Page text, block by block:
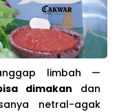
limbah —
dimakan dan
netral-agak